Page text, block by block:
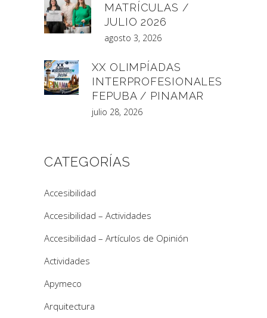
MATRÍCULAS /
JULIO 2026
agosto 3, 2026
XX OLIMPÍADAS
INTERPROFESIONALES
FEPUBA / PINAMAR
julio 28, 2026
CATEGORÍAS
Accesibilidad
Accesibilidad – Actividades
Accesibilidad – Artículos de Opinión
Actividades
Apymeco
Arquitectura